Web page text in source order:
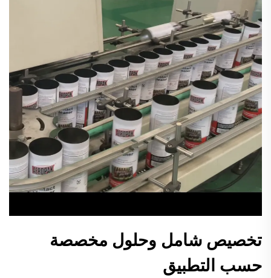
تخصيص شامل وحلول مخصصة
حسب التطبيق